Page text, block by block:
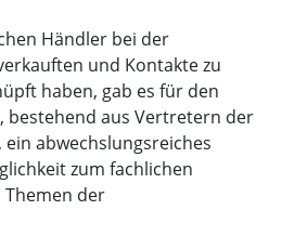
Händler bei der
und Kontakte zu
haben, gab es für den
bestehend aus Vertretern der
abwechslungsreiches
zum fachlichen
Themen der